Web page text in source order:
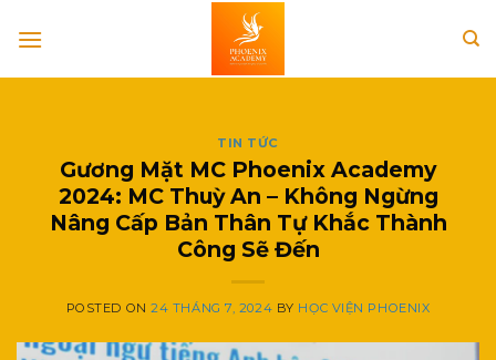
TIN TỨC
Gương Mặt MC Phoenix Academy
2024: MC Thuỳ An – Không Ngừng
Nâng Cấp Bản Thân Tự Khắc Thành
Công Sẽ Đến
POSTED ON24 THÁNG 7, 2024 BY HỌC VIỆN PHOENIX